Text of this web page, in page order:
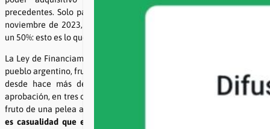
precedentes. Solo para recuperar el nivel salarial que teníamos en
noviembre de 2023, el Gobierno debe aumentarnos los salarios en
un 50%: esto es lo que el Gobierno nos debe por ley.
La Ley de Financiamiento Universitario es una conquista de todo el
pueblo argentino, fruto de un largo camino de lucha que sostenemos
desde hace más de dos años en las calles y en las aulas. Su
aprobación, en tres ocasiones, por parte del Congreso Nacional es el
fruto de una pelea a la que le ponemos el cuerpo todos los días.
es casualidad que el presente fallo judicial salga, además, en un